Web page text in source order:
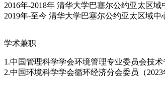
2016年-2018年 清华大学巴塞尔公约亚太区
2019年-至今 清华大学巴塞尔公约亚太区域
学术兼职
1.中国管理科学学会环境管理专业委员会技术
2.中国环境科学学会循环经济分会委员（2023